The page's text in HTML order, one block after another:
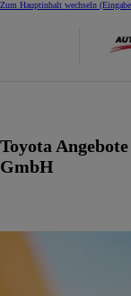
Zum Hauptinhalt wechseln
Toyota
GmbH